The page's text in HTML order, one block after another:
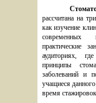
рассчитана на
как изучение
современных
практические
аудиториях,
принципы
заболеваний и
учащиеся
время